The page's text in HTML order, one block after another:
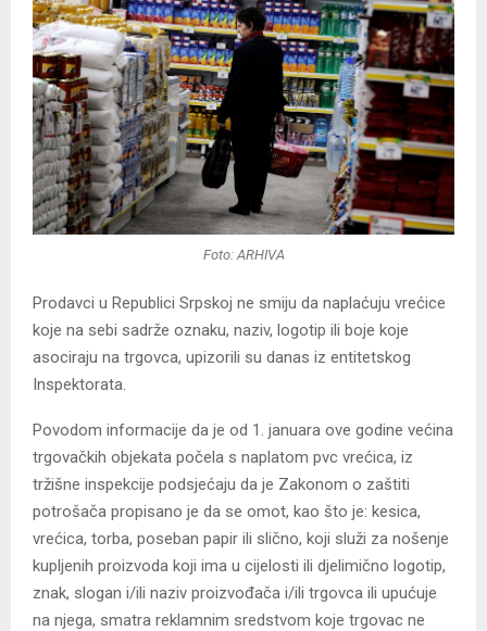
Foto: ARHIVA
Prodavci u Republici Srpskoj ne smiju da naplaćuju vrećice
koje na sebi sadrže oznaku, naziv, logotip ili boje koje
asociraju na trgovca, upizorili su danas iz entitetskog
Inspektorata.
Povodom informacije da je od 1. januara ove godine većina
trgovačkih objekata počela s naplatom pvc vrećica, iz
tržišne inspekcije podsjećaju da je Zakonom o zaštiti
potrošača propisano je da se omot, kao što je: kesica,
vrećica, torba, poseban papir ili slično, koji služi za nošenje
kupljenih proizvoda koji ima u cijelosti ili djelimično logotip,
znak, slogan i/ili naziv proizvođača i/ili trgovca ili upućuje
na njega, smatra reklamnim sredstvom koje trgovac ne